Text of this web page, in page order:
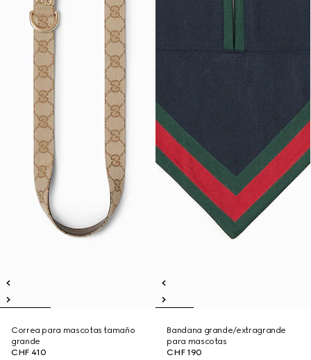
Correa para mascotas tamaño
grande
CHF 410
Bandana grande/extragrande
para mascotas
CHF 190